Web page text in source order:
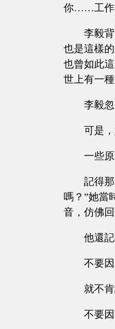
你……工作
李毅
也是這樣
也曾如此
世上有一
李毅
可是
一些
記得
嗎？”她當
音，仿佛
他還
不要
就不
不要